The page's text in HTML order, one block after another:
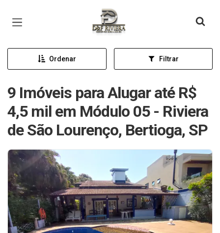
Página inicial
Ordenar Filtrar
9 Imóveis para Alugar até R$
4,5 mil em Módulo 05 - Riviera
de São Lourenço, Bertioga, SP